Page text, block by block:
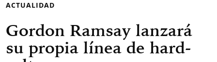
ACTUALIDAD
Gordon Ramsay lanzará
su propia línea de hard-